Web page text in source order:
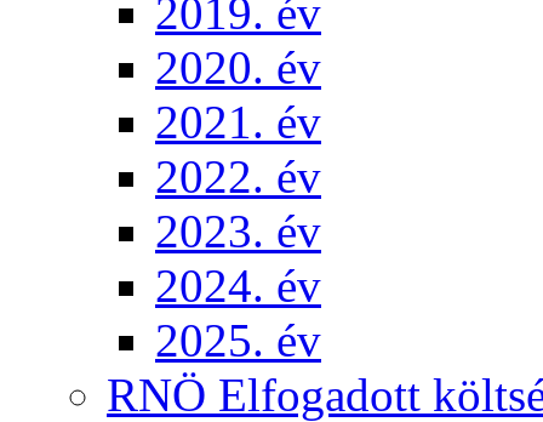
2019. év
2020. év
2021. év
2022. év
2023. év
2024. év
2025. év
RNÖ Elfogadott